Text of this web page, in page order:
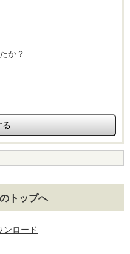
か？
トップへ
ンロード